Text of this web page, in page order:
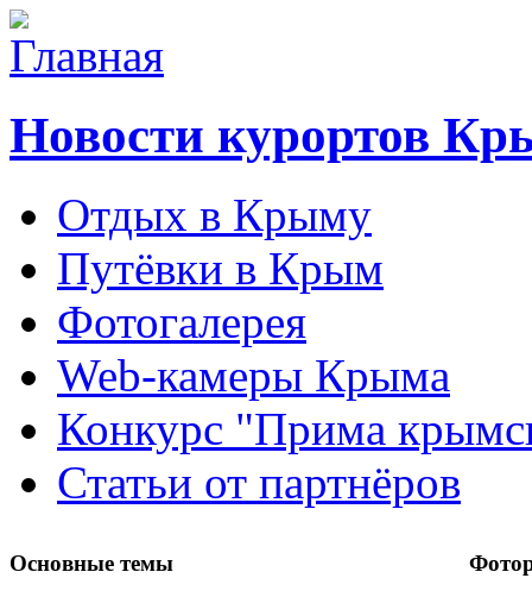
Новости курортов
Отдых в Крыму
Путёвки в Крым
Фотогалерея
Web-камеры Крыма
Конкурс "Прима
Статьи от партнёров
Основные темы